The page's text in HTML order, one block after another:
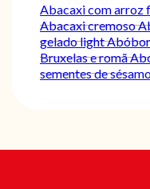
Abacaxi com arroz
Abacaxi cremoso
gelado light
Bruxelas e romã
sementes de